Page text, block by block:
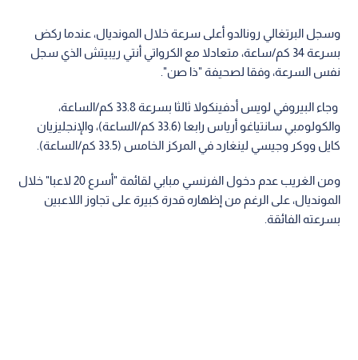
وسجل البرتغالي رونالدو أعلى سرعة خلال المونديال، عندما ركض
بسرعة 34 كم/ساعة، متعادلا مع الكرواتي أنتي ريبيتش الذي سجل
نفس السرعة، وفقا لصحيفة "ذا صن".
وجاء البيروفي لويس أدفينكولا ثالثا بسرعة 33.8 كم/الساعة،
والكولومبي سانتياغو أرياس رابعا (33.6 كم/الساعة)، والإنجليزيان
كايل ووكر وجيسي لينغارد في المركز الخامس (33.5 كم/الساعة).
ومن الغريب عدم دخول الفرنسي مبابي لقائمة "أسرع 20 لاعبا" خلال
المونديال، على الرغم من إظهاره قدرة كبيرة على تجاوز اللاعبين
بسرعته الفائقة.